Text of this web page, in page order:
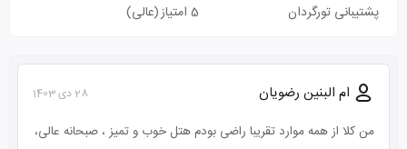
پشتیبانی تورگردان
5 امتیاز (عالی)
ام البنین رضویان 28 دی 1403
من کلا از همه موارد تقریبا راضی بودم هتل خوب و تمیز ، صبحانه عالی،